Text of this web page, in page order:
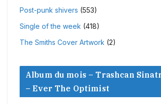
Post-punk shivers (553)
Single of the week (418)
The Smiths Cover Artwork (2)
Album du mois – Trashcan
– Ever The Optimist